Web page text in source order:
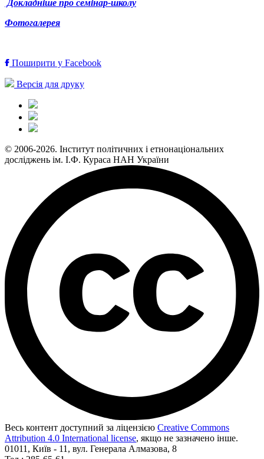
Докладніше про семінар-школу
Фотогалерея
Поширити у Facebook
Версія для друку
© 2006-2026. Інститут політичних і етнонаціональних
досліджень ім. І.Ф. Кураса НАН України
Весь контент доступний за ліцензією Creative Commons
Attribution 4.0 International license, якщо не зазначено інше.
01011, Київ - 11, вул. Генерала Алмазова, 8